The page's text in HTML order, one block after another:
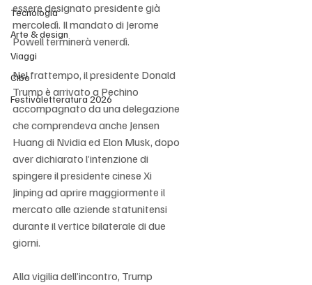
Tecnologia
Arte & design
Viaggi
Cibo
Festivaletteratura 2026
essere designato presidente già
mercoledì. Il mandato di Jerome
Powell terminerà venerdì.
Nel frattempo, il presidente Donald
Trump è arrivato a Pechino
accompagnato da una delegazione
che comprendeva anche Jensen
Huang di Nvidia ed Elon Musk, dopo
aver dichiarato l’intenzione di
spingere il presidente cinese Xi
Jinping ad aprire maggiormente il
mercato alle aziende statunitensi
durante il vertice bilaterale di due
giorni.
Alla vigilia dell’incontro, Trump